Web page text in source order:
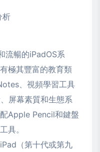
析
流暢的iPadOS系
極其豐富的教育類
、視頻學習工具
屏幕素質和生態系
Apple Pencil和鍵盤
具。
（第十代或第九